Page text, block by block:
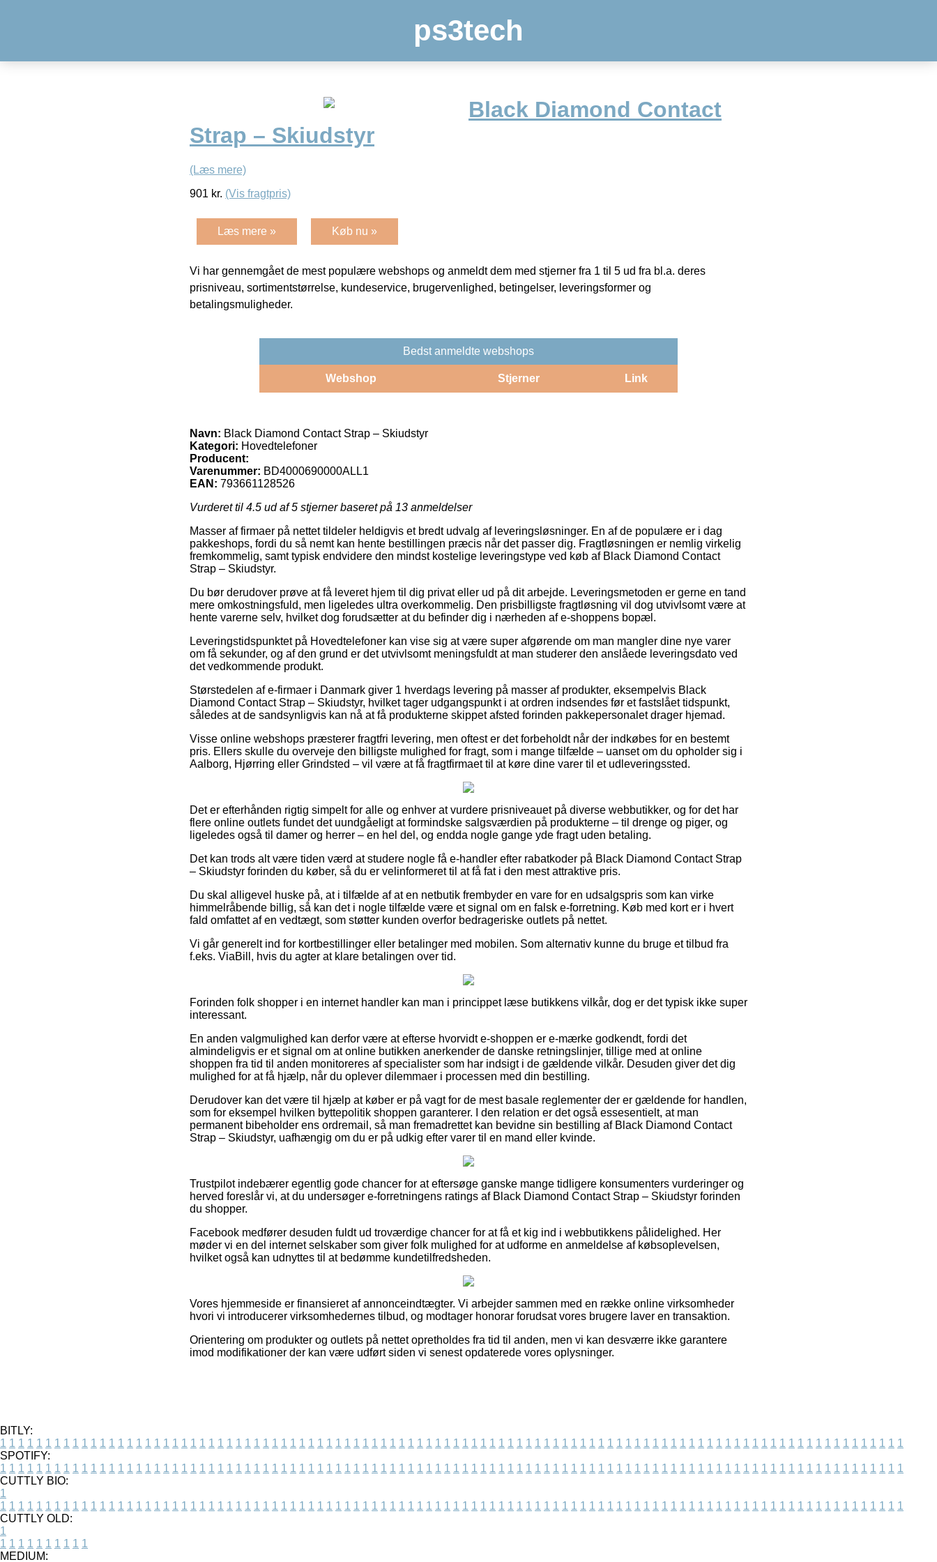
ps3tech
Black Diamond Contact
Strap – Skiudstyr
(Læs mere)
901 kr. (Vis fragtpris)
Læs mere » Køb nu »
Vi har gennemgået de mest populære webshops og anmeldt dem med stjerner fra 1 til 5 ud fra bl.a. deres
prisniveau, sortimentstørrelse, kundeservice, brugervenlighed, betingelser, leveringsformer og
betalingsmuligheder.
Bedst anmeldte webshops
Webshop Stjerner Link
Navn: Black Diamond Contact Strap – Skiudstyr
Kategori: Hovedtelefoner
Producent:
Varenummer: BD4000690000ALL1
EAN: 793661128526
Vurderet til 4.5 ud af 5 stjerner baseret på 13 anmeldelser
Masser af firmaer på nettet tildeler heldigvis et bredt udvalg af leveringsløsninger. En af de populære er i dag
pakkeshops, fordi du så nemt kan hente bestillingen præcis når det passer dig. Fragtløsningen er nemlig virkelig
fremkommelig, samt typisk endvidere den mindst kostelige leveringstype ved køb af Black Diamond Contact
Strap – Skiudstyr.
Du bør derudover prøve at få leveret hjem til dig privat eller ud på dit arbejde. Leveringsmetoden er gerne en tand
mere omkostningsfuld, men ligeledes ultra overkommelig. Den prisbilligste fragtløsning vil dog utvivlsomt være at
hente varerne selv, hvilket dog forudsætter at du befinder dig i nærheden af e-shoppens bopæl.
Leveringstidspunktet på Hovedtelefoner kan vise sig at være super afgørende om man mangler dine nye varer
om få sekunder, og af den grund er det utvivlsomt meningsfuldt at man studerer den anslåede leveringsdato ved
det vedkommende produkt.
Størstedelen af e-firmaer i Danmark giver 1 hverdags levering på masser af produkter, eksempelvis Black
Diamond Contact Strap – Skiudstyr, hvilket tager udgangspunkt i at ordren indsendes før et fastslået tidspunkt,
således at de sandsynligvis kan nå at få produkterne skippet afsted forinden pakkepersonalet drager hjemad.
Visse online webshops præsterer fragtfri levering, men oftest er det forbeholdt når der indkøbes for en bestemt
pris. Ellers skulle du overveje den billigste mulighed for fragt, som i mange tilfælde – uanset om du opholder sig i
Aalborg, Hjørring eller Grindsted – vil være at få fragtfirmaet til at køre dine varer til et udleveringssted.
Det er efterhånden rigtig simpelt for alle og enhver at vurdere prisniveauet på diverse webbutikker, og for det har
flere online outlets fundet det uundgåeligt at formindske salgsværdien på produkterne – til drenge og piger, og
ligeledes også til damer og herrer – en hel del, og endda nogle gange yde fragt uden betaling.
Det kan trods alt være tiden værd at studere nogle få e-handler efter rabatkoder på Black Diamond Contact Strap
– Skiudstyr forinden du køber, så du er velinformeret til at få fat i den mest attraktive pris.
Du skal alligevel huske på, at i tilfælde af at en netbutik frembyder en vare for en udsalgspris som kan virke
himmelråbende billig, så kan det i nogle tilfælde være et signal om en falsk e-forretning. Køb med kort er i hvert
fald omfattet af en vedtægt, som støtter kunden overfor bedrageriske outlets på nettet.
Vi går generelt ind for kortbestillinger eller betalinger med mobilen. Som alternativ kunne du bruge et tilbud fra
f.eks. ViaBill, hvis du agter at klare betalingen over tid.
Forinden folk shopper i en internet handler kan man i princippet læse butikkens vilkår, dog er det typisk ikke super
interessant.
En anden valgmulighed kan derfor være at efterse hvorvidt e-shoppen er e-mærke godkendt, fordi det
almindeligvis er et signal om at online butikken anerkender de danske retningslinjer, tillige med at online
shoppen fra tid til anden monitoreres af specialister som har indsigt i de gældende vilkår. Desuden giver det dig
mulighed for at få hjælp, når du oplever dilemmaer i processen med din bestilling.
Derudover kan det være til hjælp at køber er på vagt for de mest basale reglementer der er gældende for handlen,
som for eksempel hvilken byttepolitik shoppen garanterer. I den relation er det også essesentielt, at man
permanent bibeholder ens ordremail, så man fremadrettet kan bevidne sin bestilling af Black Diamond Contact
Strap – Skiudstyr, uafhængig om du er på udkig efter varer til en mand eller kvinde.
Trustpilot indebærer egentlig gode chancer for at eftersøge ganske mange tidligere konsumenters vurderinger og
herved foreslår vi, at du undersøger e-forretningens ratings af Black Diamond Contact Strap – Skiudstyr forinden
du shopper.
Facebook medfører desuden fuldt ud troværdige chancer for at få et kig ind i webbutikkens pålidelighed. Her
møder vi en del internet selskaber som giver folk mulighed for at udforme en anmeldelse af købsoplevelsen,
hvilket også kan udnyttes til at bedømme kundetilfredsheden.
Vores hjemmeside er finansieret af annonceindtægter. Vi arbejder sammen med en række online virksomheder
hvori vi introducerer virksomhedernes tilbud, og modtager honorar forudsat vores brugere laver en transaktion.
Orientering om produkter og outlets på nettet opretholdes fra tid til anden, men vi kan desværre ikke garantere
imod modifikationer der kan være udført siden vi senest opdaterede vores oplysninger.
BITLY:
1 1 1 1 1 1 1 1 1 1 1 1 1 1 1 1 1 1 1 1 1 1 1 1 1 1 1 1 1 1 1 1 1 1 1 1 1 1 1 1 1 1 1 1 1 1 1 1 1 1 1 1 1 1 1 1 1 1 1 1 1 1 1 1 1 1 1 1 1 1 1 1 1 1 1 1 1 1 1 1 1 1 1 1 1 1 1 1 1 1 1 1 1 1 1 1 1 1 1 1
SPOTIFY:
1 1 1 1 1 1 1 1 1 1 1 1 1 1 1 1 1 1 1 1 1 1 1 1 1 1 1 1 1 1 1 1 1 1 1 1 1 1 1 1 1 1 1 1 1 1 1 1 1 1 1 1 1 1 1 1 1 1 1 1 1 1 1 1 1 1 1 1 1 1 1 1 1 1 1 1 1 1 1 1 1 1 1 1 1 1 1 1 1 1 1 1 1 1 1 1 1 1 1 1
CUTTLY BIO:
1
1 1 1 1 1 1 1 1 1 1 1 1 1 1 1 1 1 1 1 1 1 1 1 1 1 1 1 1 1 1 1 1 1 1 1 1 1 1 1 1 1 1 1 1 1 1 1 1 1 1 1 1 1 1 1 1 1 1 1 1 1 1 1 1 1 1 1 1 1 1 1 1 1 1 1 1 1 1 1 1 1 1 1 1 1 1 1 1 1 1 1 1 1 1 1 1 1 1 1 1
CUTTLY OLD:
1
1 1 1 1 1 1 1 1 1 1
MEDIUM: